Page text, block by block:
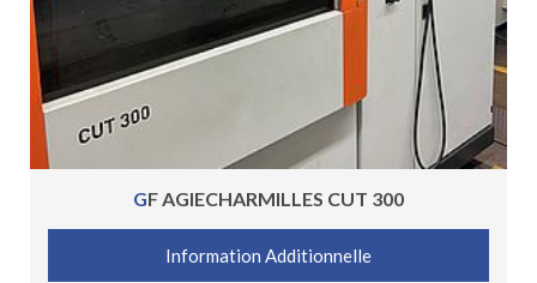
GF AGIECHARMILLES CUT 300
Information Additionnelle